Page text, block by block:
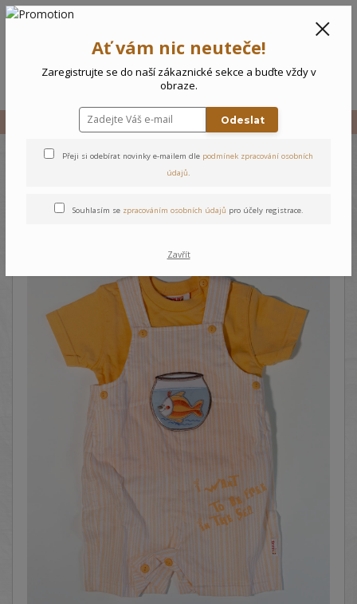
Kojenecký komplet Akvárko
Kojenecký komplet Akvárko
Ať vám nic neuteče!
Zaregistrujte se do naší zákaznické sekce a buďte vždy v
obraze.
Odeslat
Přeji si odebírat novinky e-mailem dle podmínek zpracování osobních
údajů.
Souhlasím se zpracováním osobních údajů pro účely registrace.
Zavřít